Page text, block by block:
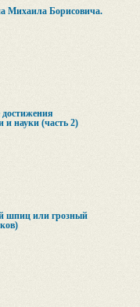
Михаила Борисовича.
и науки (часть 2)
шпиц или грозный